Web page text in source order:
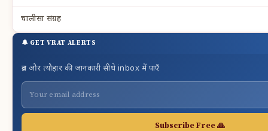
चालीसा संग्रह
🔔 GET VRAT ALERTS
व्रत और त्यौहार की जानकारी सीधे inbox में पाएँ
Subscribe Free 🙏